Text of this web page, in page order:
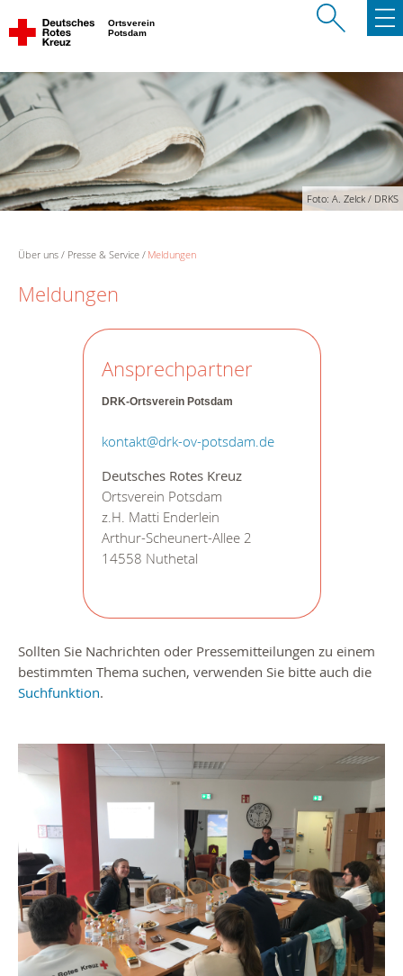
Ortsverein
Potsdam
Foto: A. Zelck / DRKS
Über uns Presse & Service Meldungen
Meldungen
Ansprechpartner
DRK-Ortsverein Potsdam
kontakt@drk-ov-potsdam.de
Deutsches Rotes Kreuz
Ortsverein Potsdam
z.H. Matti Enderlein
Arthur-Scheunert-Allee 2
14558 Nuthetal
Sollten Sie Nachrichten oder Pressemitteilungen zu einem
bestimmten Thema suchen, verwenden Sie bitte auch die
Suchfunktion.